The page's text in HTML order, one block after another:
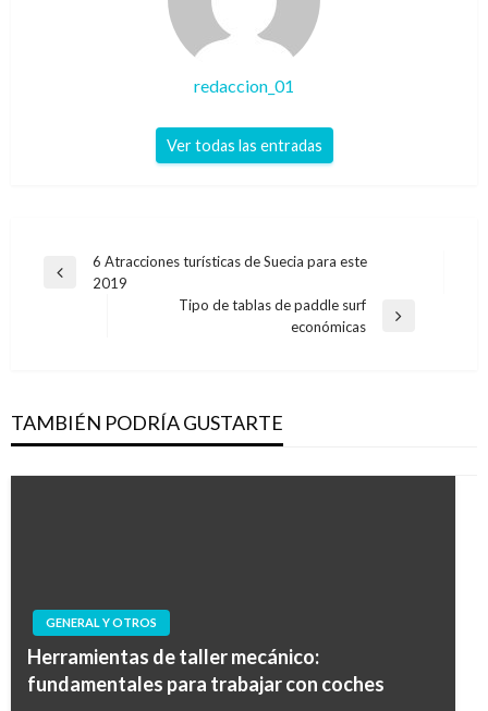
redaccion_01
Ver todas las entradas
Navegación
Entrada
6 Atracciones turísticas de Suecia para este
2019
Tipo de tablas de paddle surf
económicas
TAMBIÉN PODRÍA GUSTARTE
GENERAL Y OTROS
Herramientas de taller mecánico:
fundamentales para trabajar con coches